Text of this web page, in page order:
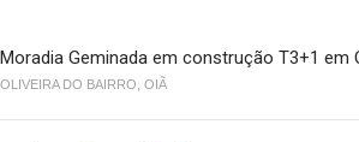
Moradia Geminada em construção T3+1 em
OLIVEIRA DO BAIRRO, OIÃ